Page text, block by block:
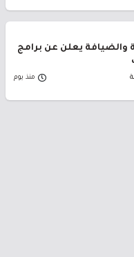
والضيافة يعلن عن برامج
منذ يوم